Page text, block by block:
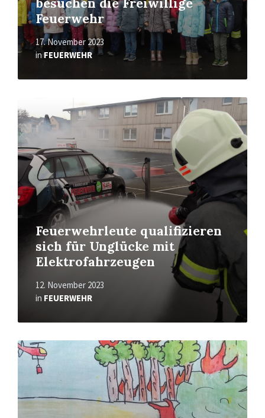
Feuerwehr
17. November 2023
inFEUERWEHR
Feuerwehrleute qualifizieren
sich für Unglücke mit
Elektrofahrzeugen
12. November 2023
in FEUERWEHR
More
Read
More